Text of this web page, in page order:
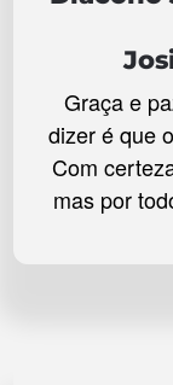
Graça e
dizer é que
Com
mas por